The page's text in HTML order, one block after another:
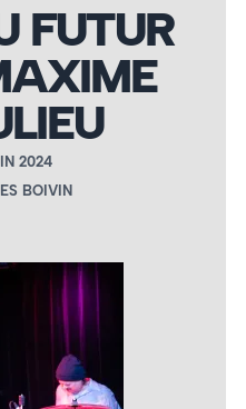
FUTUR
2024
BOIVIN